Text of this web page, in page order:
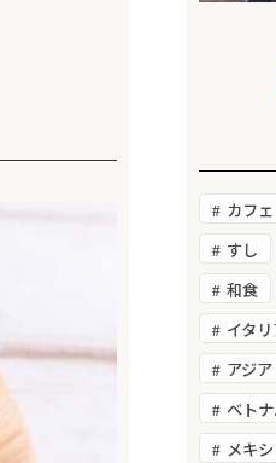
カフェ
すし
和食
イタ
アジ
ベト
メキ